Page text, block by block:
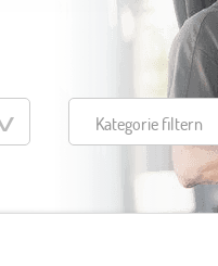
Kategorie filtern